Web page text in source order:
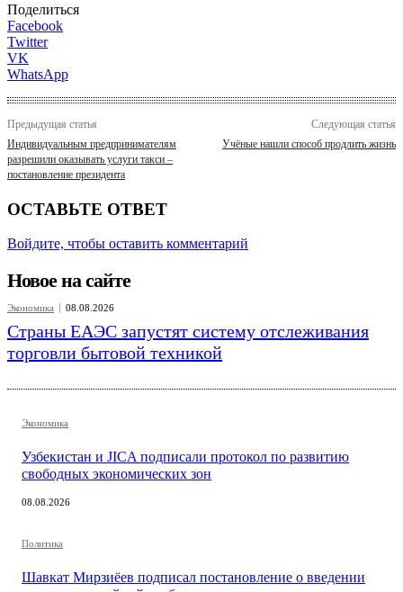
Поделиться
Facebook
Twitter
VK
WhatsApp
Предыдущая статья
Индивидуальным предпринимателям
разрешили оказывать услуги такси –
постановление президента
Следующая статья
Учёные нашли способ продлить жизнь
ОСТАВЬТЕ ОТВЕТ
Войдите, чтобы оставить комментарий
Новое на сайте
Экономика 08.08.2026
Страны ЕАЭС запустят систему отслеживания
торговли бытовой техникой
Экономика
Узбекистан и JICA подписали протокол по развитию
свободных экономических зон
08.08.2026
Политика
Шавкат Мирзиёев подписал постановление о введении